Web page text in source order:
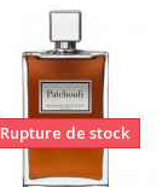
Rupture de stock